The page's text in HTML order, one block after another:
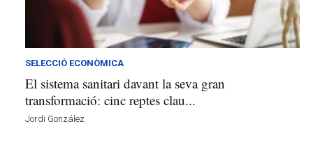
SELECCIÓ ECONÒMICA
El sistema sanitari davant la seva gran
transformació: cinc reptes clau...
Jordi González